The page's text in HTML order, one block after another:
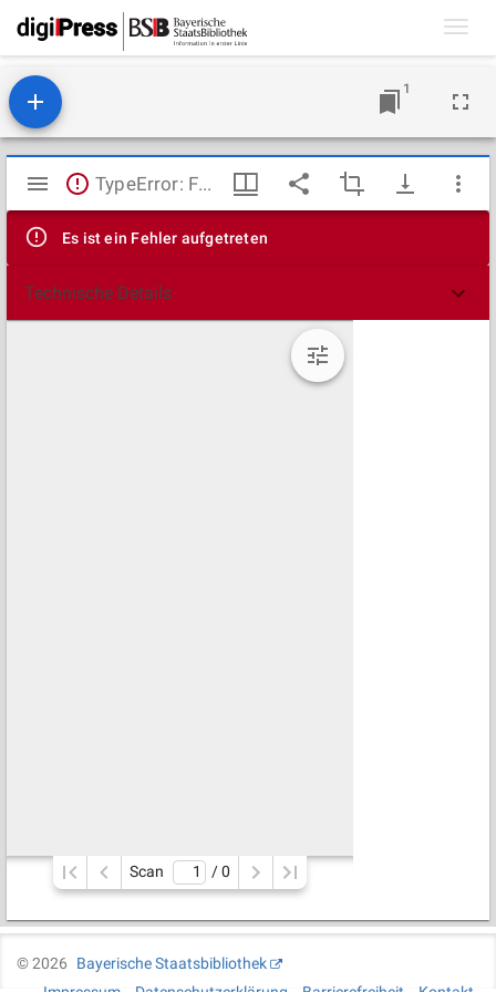
1
Mirador
Viewer
TypeError: Failed to fetch
Es ist ein Fehler aufgetreten
Technische Details
Scan / 0
©2026
Bayerische Staatsbibliothek